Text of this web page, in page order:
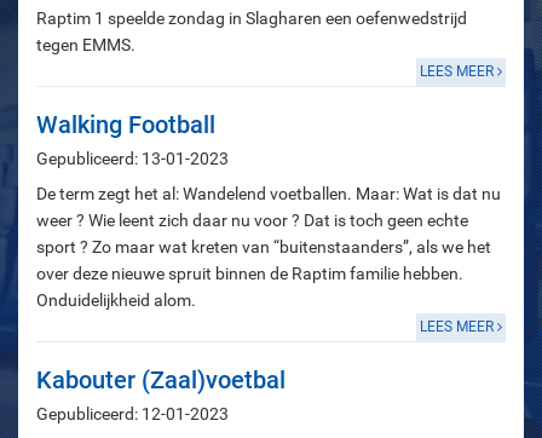
Raptim 1 speelde zondag in Slagharen een oefenwedstrijd
tegen EMMS.
LEES MEER
Walking Football
Gepubliceerd: 13-01-2023
De term zegt het al: Wandelend voetballen. Maar: Wat is dat nu
weer ? Wie leent zich daar nu voor ? Dat is toch geen echte
sport ? Zo maar wat kreten van “buitenstaanders”, als we het
over deze nieuwe spruit binnen de Raptim familie hebben.
Onduidelijkheid alom.
LEES MEER
Kabouter (Zaal)voetbal
Gepubliceerd: 12-01-2023